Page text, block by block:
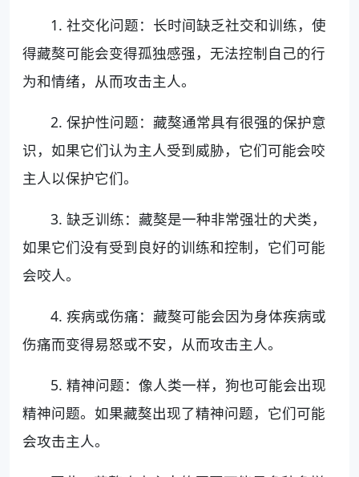
1. 社交化问题：长时间缺乏社交和训练，使
得藏獒可能会变得孤独感强，无法控制自己的行
为和情绪，从而攻击主人。
2. 保护性问题：藏獒通常具有很强的保护意
识，如果它们认为主人受到威胁，它们可能会咬
主人以保护它们。
3. 缺乏训练：藏獒是一种非常强壮的犬类，
如果它们没有受到良好的训练和控制，它们可能
会咬人。
4. 疾病或伤痛：藏獒可能会因为身体疾病或
伤痛而变得易怒或不安，从而攻击主人。
5. 精神问题：像人类一样，狗也可能会出现
精神问题。如果藏獒出现了精神问题，它们可能
会攻击主人。